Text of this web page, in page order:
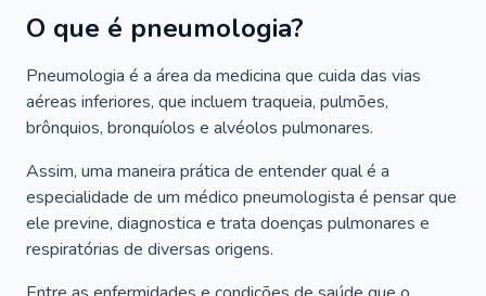
O que é pneumologia?
Pneumologia é a área da medicina que cuida das vias
aéreas inferiores, que incluem traqueia, pulmões,
brônquios, bronquíolos e alvéolos pulmonares.
Assim, uma maneira prática de entender qual é a
especialidade de um médico pneumologista é pensar que
ele previne, diagnostica e trata doenças pulmonares e
respiratórias de diversas origens.